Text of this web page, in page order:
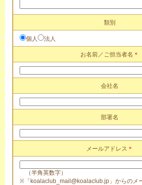
類別
個人 法人
お名前／ご担当者名 ＊
会社名
部署名
メールアドレス ＊
（半角英数字）
※「koalaclub_mail@koalaclub.jp」からのメ